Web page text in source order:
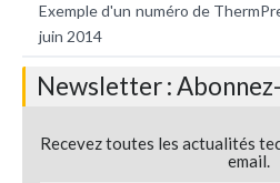
Exemple d'un numéro de
juin 2014
Newsletter :
Recevez toutes les actualités
email.